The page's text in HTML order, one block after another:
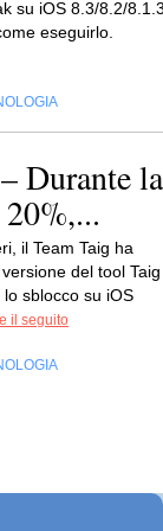
su iOS 8.3/8.2/
eseguirlo.
Durante la
il Team Taig ha
del tool Taig
sblocco su iOS
il seguito